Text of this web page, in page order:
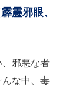
靂邪眼、
邪悪な者
んな中、毒